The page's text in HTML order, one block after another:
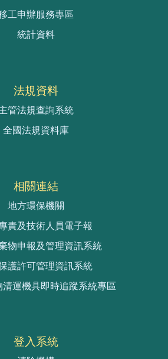
工申辦服務專區
統計資料
法規資料
管法規查詢系統
全國法規資料庫
相關連結
地方環保機關
責及技術人員電子報
物申報及管理資訊系統
護許可管理資訊系統
清運機具即時追蹤系統專區
登入系統